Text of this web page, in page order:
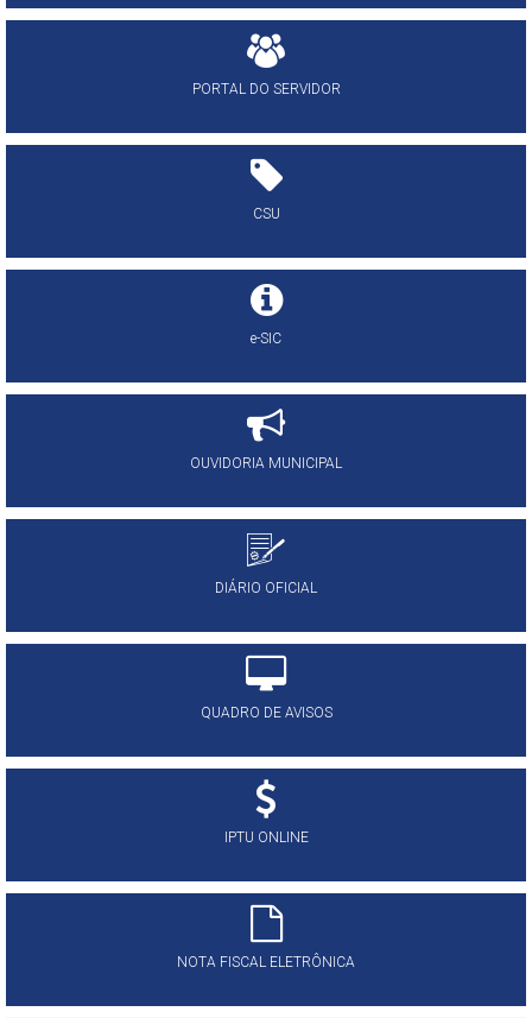
PORTAL DO SERVIDOR
CSU
e-SIC
OUVIDORIA MUNICIPAL
DIÁRIO OFICIAL
QUADRO DE AVISOS
IPTU ONLINE
NOTA FISCAL ELETRÔNICA